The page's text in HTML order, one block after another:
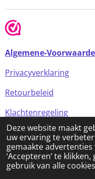
Deze website maakt
uw ervaring te
gemaakte
‘Accepteren’ te
gebruik van alle
Algemene-
Privacyverklaring
Retourbeleid
Klachtenregeling
Alle prijzen in de
aangegeven)
© 2024 FOMCreations,
NL858256356B01